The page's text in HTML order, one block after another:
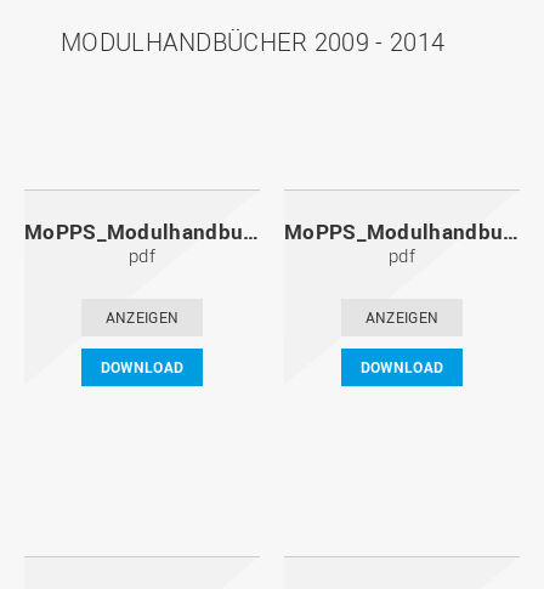
MODULHANDBÜCHER 2009 - 2014
MoPPS_Modulhandbuch_20141201.pdf
pdf
ANZEIGEN
DOWNLOAD
MoPPS_Modulhandbuch_20140601.pdf
pdf
ANZEIGEN
DOWNLOAD